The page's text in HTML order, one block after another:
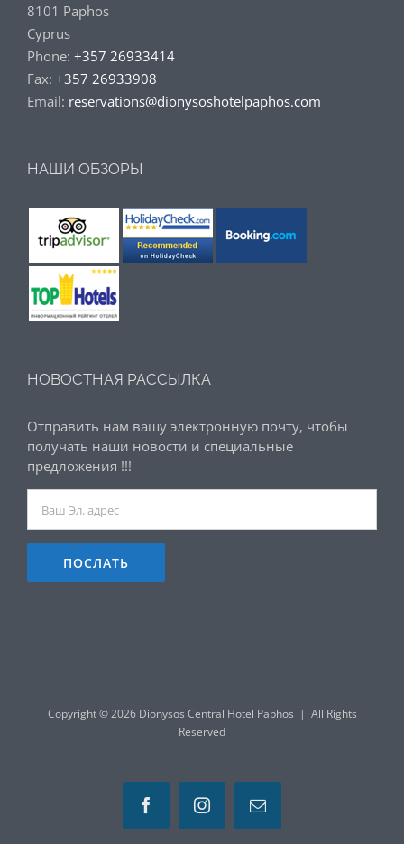
8101 Paphos
Cyprus
Phone: +357 26933414
Fax: +357 26933908
Email: reservations@dionysoshotelpaphos.com
НАШИ ОБЗОРЫ
НОВОСТНАЯ РАССЫЛКА
Отправить нам вашу электронную почту, чтобы
получать наши новости и специальные
предложения !!!
Copyright ©2026 Dionysos Central Hotel Paphos | All Rights
Reserved
FacebookInstagramEmail